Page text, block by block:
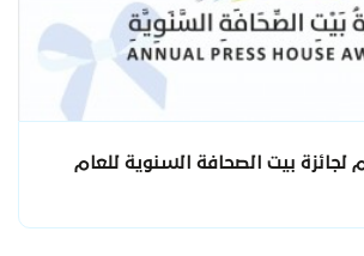
لجائزة بيت الصحافة السنوية للعام